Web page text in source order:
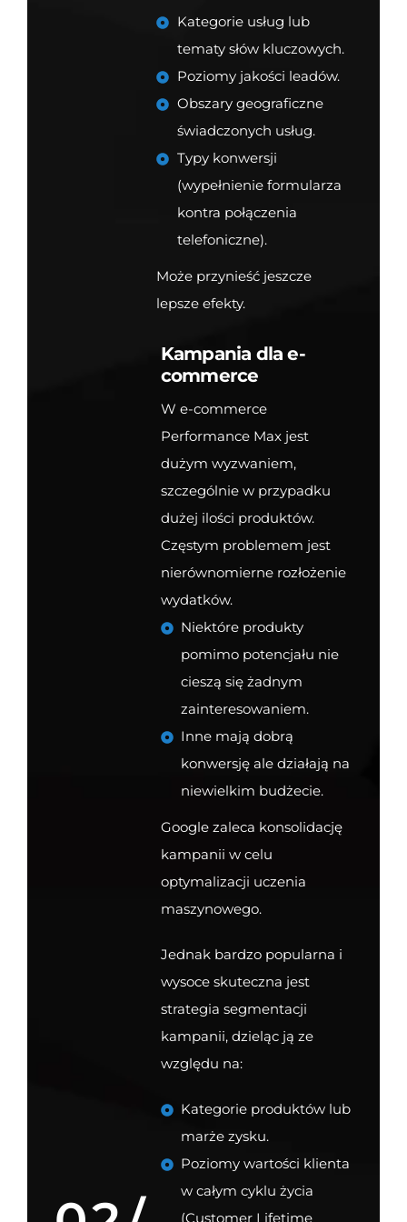
Kategorie usług lub
tematy słów kluczowych.
Poziomy jakości leadów.
Obszary geograficzne
świadczonych usług.
Typy konwersji
(wypełnienie formularza
kontra połączenia
telefoniczne).
Może przynieść jeszcze
lepsze efekty.
Kampania dla e-
commerce
W e-commerce
Performance Max jest
dużym wyzwaniem,
szczególnie w przypadku
dużej ilości produktów.
Częstym problemem jest
nierównomierne rozłożenie
wydatków.
Niektóre produkty
pomimo potencjału nie
cieszą się żadnym
zainteresowaniem.
Inne mają dobrą
konwersję ale działają na
niewielkim budżecie.
Google zaleca konsolidację
kampanii w celu
optymalizacji uczenia
maszynowego.
Jednak bardzo popularna i
wysoce skuteczna jest
strategia segmentacji
kampanii, dzieląc ją ze
względu na:
Kategorie produktów lub
marże zysku.
Poziomy wartości klienta
w całym cyklu życia
(Customer Lifetime